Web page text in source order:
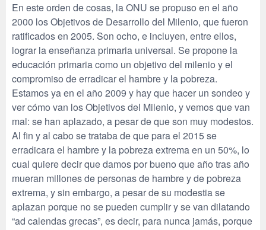
En este orden de cosas, la ONU se propuso en el año
2000 los Objetivos de Desarrollo del Milenio, que fueron
ratificados en 2005. Son ocho, e incluyen, entre ellos,
lograr la enseñanza primaria universal. Se propone la
educación primaria como un objetivo del milenio y el
compromiso de erradicar el hambre y la pobreza.
Estamos ya en el año 2009 y hay que hacer un sondeo y
ver cómo van los Objetivos del Milenio, y vemos que van
mal: se han aplazado, a pesar de que son muy modestos.
Al fin y al cabo se trataba de que para el 2015 se
erradicara el hambre y la pobreza extrema en un 50%, lo
cual quiere decir que damos por bueno que año tras año
mueran millones de personas de hambre y de pobreza
extrema, y sin embargo, a pesar de su modestia se
aplazan porque no se pueden cumplir y se van dilatando
“ad calendas grecas”, es decir, para nunca jamás, porque